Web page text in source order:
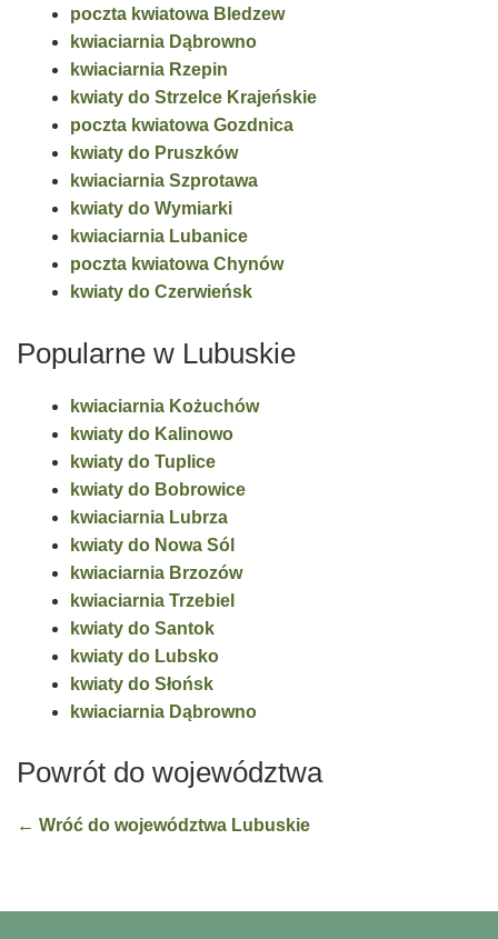
poczta kwiatowa Bledzew
kwiaciarnia Dąbrowno
kwiaciarnia Rzepin
kwiaty do Strzelce Krajeńskie
poczta kwiatowa Gozdnica
kwiaty do Pruszków
kwiaciarnia Szprotawa
kwiaty do Wymiarki
kwiaciarnia Lubanice
poczta kwiatowa Chynów
kwiaty do Czerwieńsk
Popularne w Lubuskie
kwiaciarnia Kożuchów
kwiaty do Kalinowo
kwiaty do Tuplice
kwiaty do Bobrowice
kwiaciarnia Lubrza
kwiaty do Nowa Sól
kwiaciarnia Brzozów
kwiaciarnia Trzebiel
kwiaty do Santok
kwiaty do Lubsko
kwiaty do Słońsk
kwiaciarnia Dąbrowno
Powrót do województwa
← Wróć do województwa Lubuskie